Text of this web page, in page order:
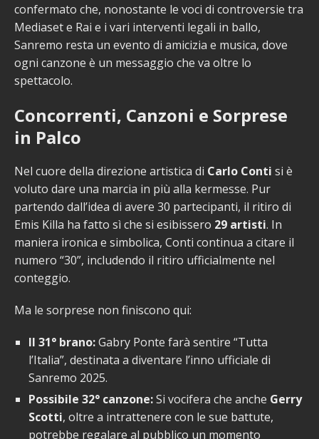
confermato che, nonostante le voci di controversie tra
Mediaset e Rai e i vari interventi legali in ballo,
Sanremo resta un evento di amicizia e musica, dove
ogni canzone è un messaggio che va oltre lo
spettacolo.
Concorrenti, Canzoni e Sorprese
in Palco
Nel cuore della direzione artistica di Carlo Conti si è
voluto dare una marcia in più alla kermesse. Pur
partendo dall’idea di avere 30 partecipanti, il ritiro di
Emis Killa ha fatto sì che si esibissero 29 artisti. In
maniera ironica e simbolica, Conti continua a citare il
numero “30”, includendo il ritiro ufficialmente nel
conteggio.
Ma le sorprese non finiscono qui:
Il 31° brano:Gabry Ponte farà sentire “Tutta
l’Italia”, destinata a diventare l’inno ufficiale di
Sanremo 2025.
Possibile 32° canzone:Si vocifera che anche Gerry
Scotti, oltre a intrattenere con le sue battute,
potrebbe regalare al pubblico un momento